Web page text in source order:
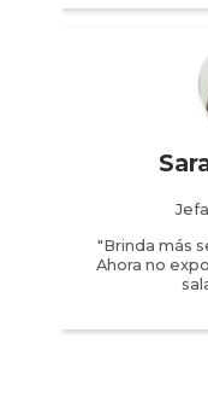
"Brinda más
Ahora no